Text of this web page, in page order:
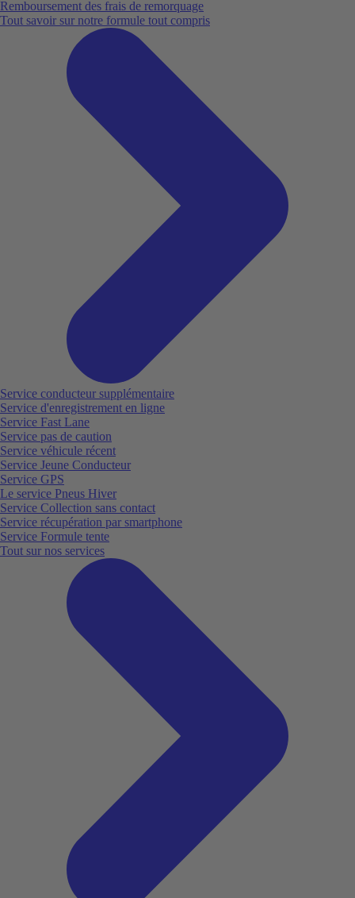
Remboursement des frais de remorquage
Tout savoir sur notre formule tout compris
Service conducteur supplémentaire
Service d'enregistrement en ligne
Service Fast Lane
Service pas de caution
Service véhicule récent
Service Jeune Conducteur
Service GPS
Le service Pneus Hiver
Service Collection sans contact
Service récupération par smartphone
Service Formule tente
Tout sur nos services